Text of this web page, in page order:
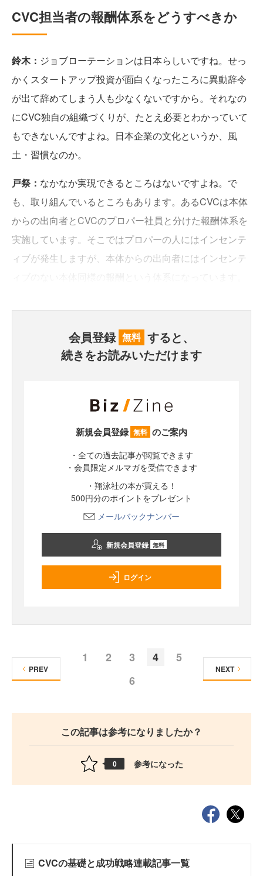
CVC担当者の報酬体系をどうすべきか
鈴木： ジョブローテーションは日本らしいですね。せっ
かくスタートアップ投資が面白くなったころに異動辞令
が出て辞めてしまう人も少なくないですから。それなの
にCVC独自の組織づくりが、たとえ必要とわかっていて
もできないんですよね。日本企業の文化というか、風
土・習慣なのか。
戸祭： なかなか実現できるところはないですよね。で
も、取り組んでいるところもあります。あるCVCは本体
からの出向者とCVCのプロパー社員と分けた報酬体系を
実施しています。そこではプロパーの人にはインセンテ
ィブが発生しますが、本体からの出向者にはインセンテ
会員登録 無料 すると、
続きをお読みいただけます
新規会員登録 無料 のご案内
・全ての過去記事が閲覧できます
・会員限定メルマガを受信できます
・翔泳社の本が買える！
500円分のポイントをプレゼント
メールバックナンバー
新規会員登録 無料
ログイン
1 2 3 4
5
6
PREV NEXT
この記事は参考になりましたか？
0 参考になった
CVCの基礎と成功戦略連載記事一覧